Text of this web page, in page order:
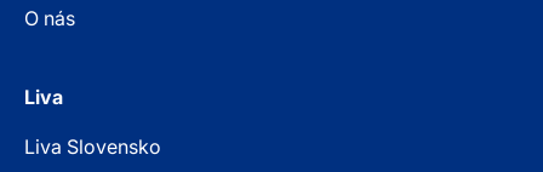
O nás
Liva
Liva Slovensko